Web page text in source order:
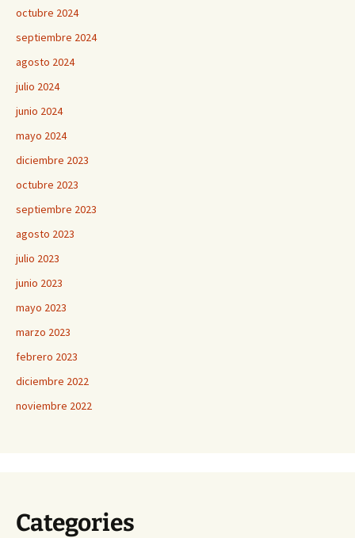
octubre 2024
septiembre 2024
agosto 2024
julio 2024
junio 2024
mayo 2024
diciembre 2023
octubre 2023
septiembre 2023
agosto 2023
julio 2023
junio 2023
mayo 2023
marzo 2023
febrero 2023
diciembre 2022
noviembre 2022
Categories